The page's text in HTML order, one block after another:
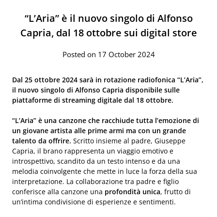
“L’Aria” è il nuovo singolo di Alfonso
Capria, dal 18 ottobre sui digital store
Posted on 17 October 2024
Dal 25 ottobre 2024 sarà in rotazione radiofonica “L’Aria”,
il nuovo singolo di Alfonso Capria disponibile sulle
piattaforme di streaming digitale dal 18 ottobre.
“L’Aria” è una canzone che racchiude tutta l’emozione di
un giovane artista alle prime armi ma con un grande
talento da offrire. Scritto insieme al padre, Giuseppe
Capria, il brano rappresenta un viaggio emotivo e
introspettivo, scandito da un testo intenso e da una
melodia coinvolgente che mette in luce la forza della sua
interpretazione. La collaborazione tra padre e figlio
conferisce alla canzone una profondità unica, frutto di
un’intima condivisione di esperienze e sentimenti.